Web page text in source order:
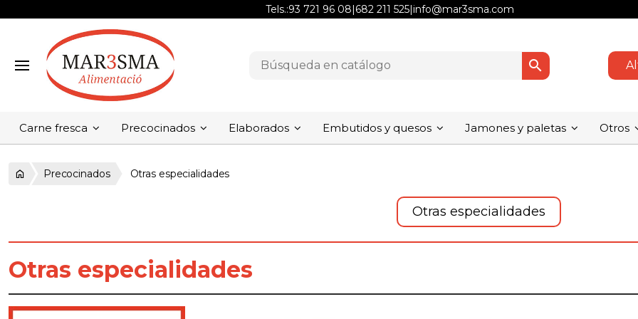
Tels.:93 721 96 08|682 211 525|info@mar3sma.com
search
Carne fresca Precocinados Elaborados Embutidos y quesos Jamones y paletas Otros
Precocinados Otras especialidades
Otras especialidades
Otras especialidades